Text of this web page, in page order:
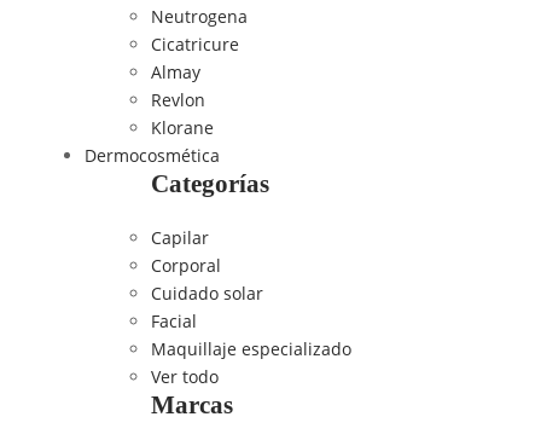
Neutrogena
Cicatricure
Almay
Revlon
Klorane
Dermocosmética
Categorías
Capilar
Corporal
Cuidado solar
Facial
Maquillaje especializado
Ver todo
Marcas